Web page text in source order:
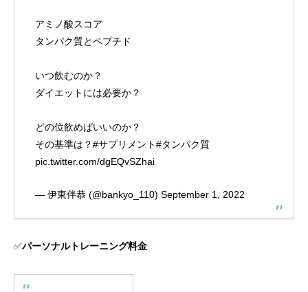
アミノ酸スコア
タンパク質とペプチド
いつ飲むのか？
ダイエットには必要か？
どの位飲めばいいのか？
その基準は？#サプリメント#タンパク質
pic.twitter.com/dgEQvSZhai
— 伊東伴恭 (@bankyo_110) September 1, 2022
✅パーソナルトレーニング料金